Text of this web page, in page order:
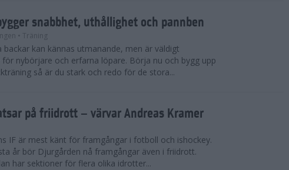
snabbhet, uthållighet och pannben
• Träning
backar kan kännas utmanande, men är väldigt
för nybörjare och erfarna löpare. Börja nu och bygg upp
så är du stark och redo för de stora...
på friidrott – värvar Andreas Kramer
IF är mest känt för framgångar i fotboll och ishockey.
år bör Djurgården nå framgångar även i friidrott.
har sektioner för flera olika idrotter...